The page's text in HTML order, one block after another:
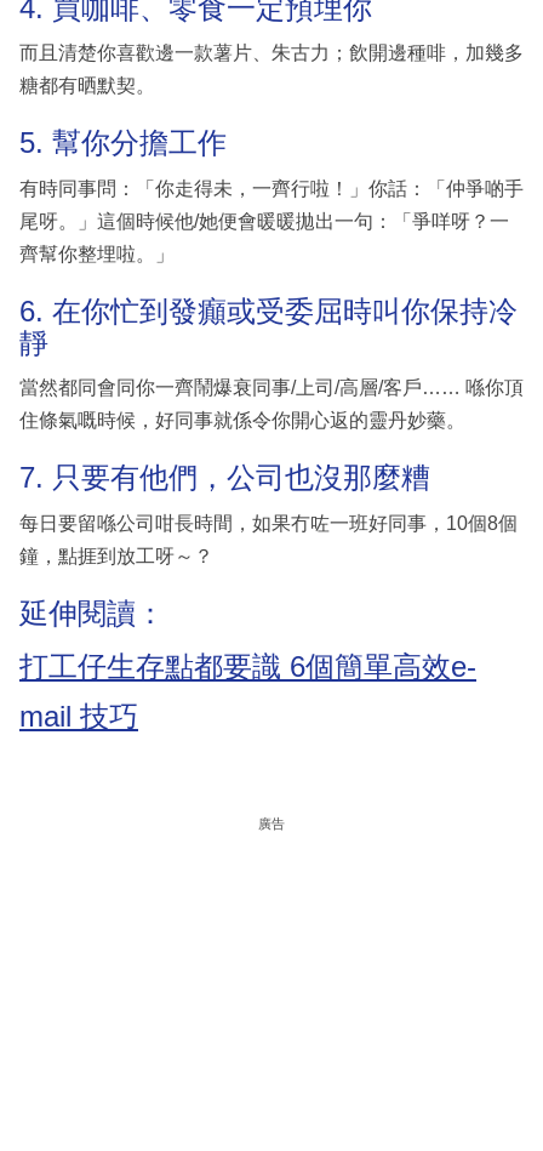
4. 買咖啡、零食一定預埋你
而且清楚你喜歡邊一款薯片、朱古力；飲開邊種啡，加幾多
糖都有晒默契。
5. 幫你分擔工作
有時同事問：「你走得未，一齊行啦！」你話：「仲爭啲手
尾呀。」這個時候他/她便會暖暖拋出一句：「爭咩呀？一
齊幫你整埋啦。」
6. 在你忙到發癲或受委屈時叫你保持冷
靜
當然都同會同你一齊鬧爆衰同事/上司/高層/客戶…… 喺你頂
住條氣嘅時候，好同事就係令你開心返的靈丹妙藥。
7. 只要有他們，公司也沒那麼糟
每日要留喺公司咁長時間，如果冇咗一班好同事，10個8個
鐘，點捱到放工呀～？
延伸閱讀：
打工仔生存點都要識 6個簡單高效e-
mail 技巧
廣告